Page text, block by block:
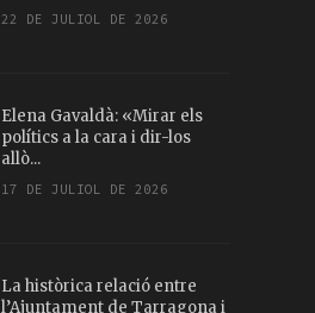
22 DE JULIOL DE 2026
Elena Gavaldà: «Mirar els
polítics a la cara i dir-los
allò...
17 DE JULIOL DE 2026
La històrica relació entre
l’Ajuntament de Tarragona i